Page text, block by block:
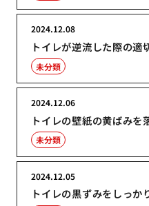
トイレが逆流した際の適
2024.12.08
未分類
トイレの壁紙の黄ばみを
2024.12.06
未分類
トイレの黒ずみをしっか
2024.12.05